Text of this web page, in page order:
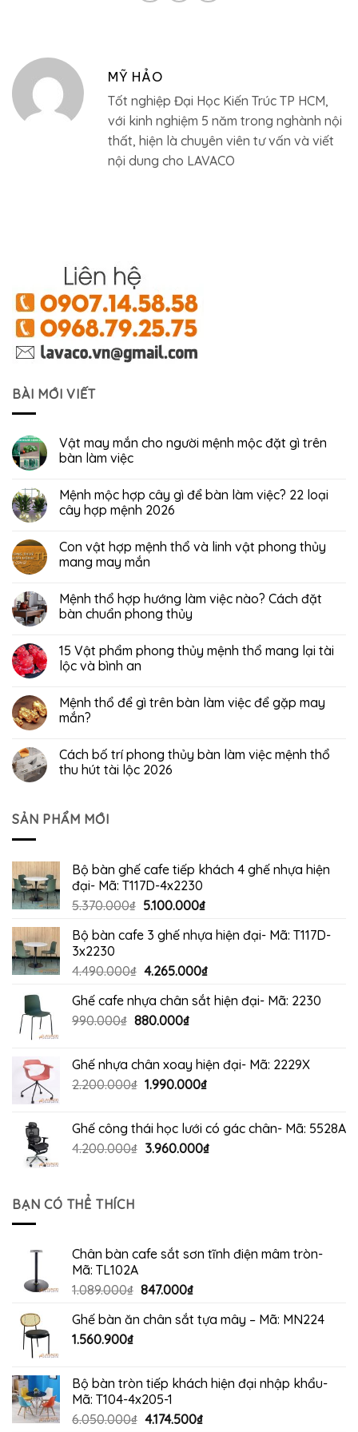
MỸ HẢO
Tốt nghiệp Đại Học Kiến Trúc TP HCM,
với kinh nghiệm 5 năm trong nghành nội
thất, hiện là chuyên viên tư vấn và viết
nội dung cho LAVACO
BÀI MỚI VIẾT
Vật may mắn cho người mệnh mộc đặt gì trên
bàn làm việc
Mệnh mộc hợp cây gì để bàn làm việc? 22 loại
cây hợp mệnh 2026
Con vật hợp mệnh thổ và linh vật phong thủy
mang may mắn
Mệnh thổ hợp hướng làm việc nào? Cách đặt
bàn chuẩn phong thủy
15 Vật phẩm phong thủy mệnh thổ mang lại tài
lộc và bình an
Mệnh thổ để gì trên bàn làm việc để gặp may
mắn?
Cách bố trí phong thủy bàn làm việc mệnh thổ
thu hút tài lộc 2026
SẢN PHẨM MỚI
Bộ bàn ghế cafe tiếp khách 4 ghế nhựa hiện
đại- Mã: T117D-4x2230
5.370.000₫ Giá
là:
5.100.000₫Giá
tại
5.100.000₫.
Bộ bàn cafe 3 ghế nhựa hiện đại- Mã: T117D-
3x2230
4.490.000₫ Giá
là:
4.490.000₫.
4.265.000₫Giá
tại
Ghế cafe nhựa chân sắt hiện đại- Mã: 2230
990.000₫ Giá
990.000₫.
880.000₫Giá
là:
880.000₫.
Ghế nhựa chân xoay hiện đại- Mã: 2229X
2.200.000₫ Giá
2.200.000₫.
1.990.000₫Giá
là:
1.990.000₫.
Ghế công thái học lưới có gác chân- Mã: 5528A
4.200.000₫ Giá
3.960.000₫Giá
BẠN CÓ THỂ THÍCH
Chân bàn cafe sắt sơn tĩnh điện mâm tròn-
Mã: TL102A
1.089.000₫ Giá
là:
847.000₫Giá
tại
Ghế bàn ăn chân sắt tựa mây – Mã: MN224
1.560.900₫
Bộ bàn tròn tiếp khách hiện đại nhập khẩu-
Mã: T104-4x205-1
6.050.000₫ Giá
4.174.500₫Giá